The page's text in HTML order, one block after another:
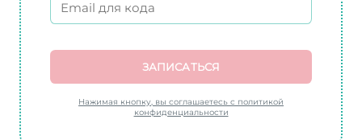
ЗАПИСАТЬСЯ
Нажимая кнопку, вы соглашаетесь с политикой
конфиденциальности